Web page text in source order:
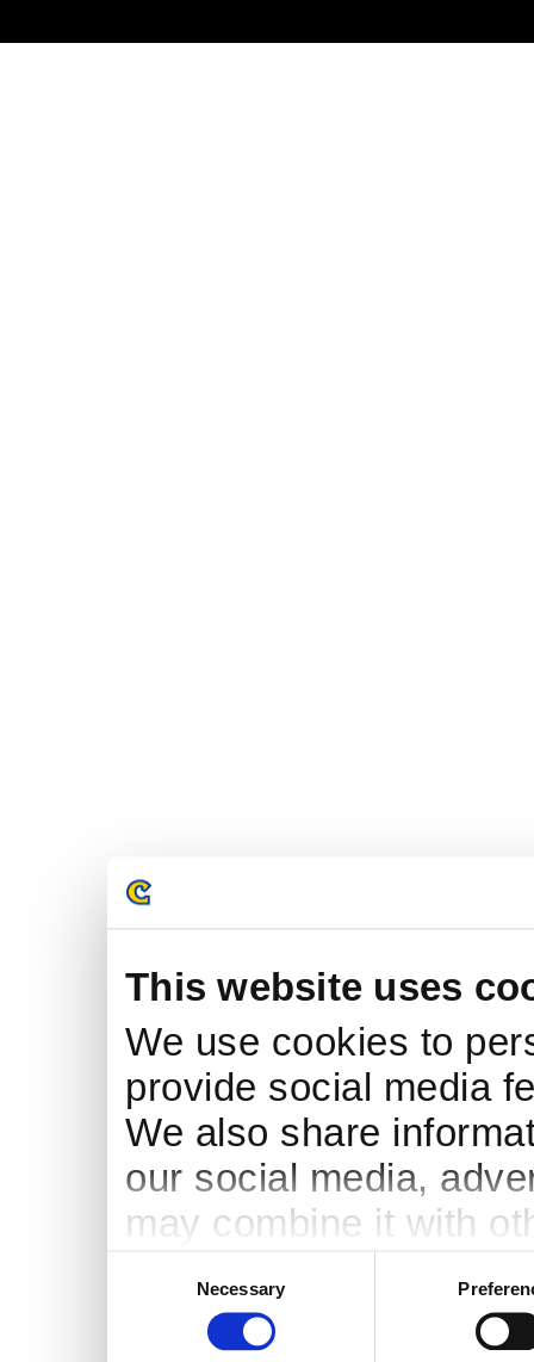
This website uses
We use cookies to
provide social media
We also share
our social media,
may combine it with
services.
Necessary